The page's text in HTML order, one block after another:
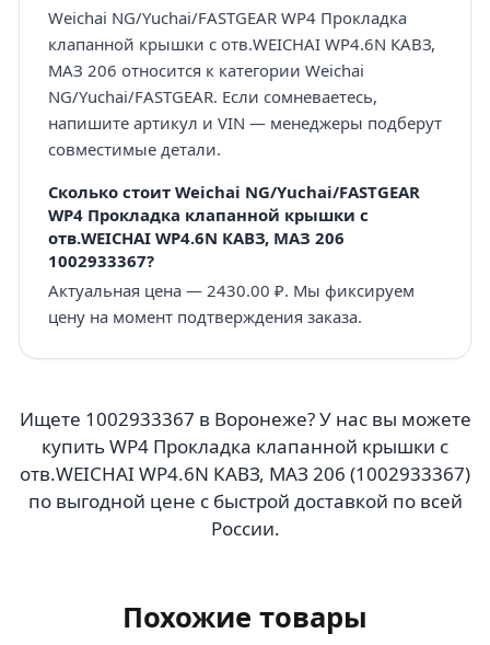
Weichai NG/Yuchai/FASTGEAR WP4 Прокладка
клапанной крышки с отв.WEICHAI WP4.6N КАВЗ,
МАЗ 206 относится к категории Weichai
NG/Yuchai/FASTGEAR. Если сомневаетесь,
напишите артикул и VIN — менеджеры подберут
совместимые детали.
Сколько стоит Weichai NG/Yuchai/FASTGEAR
WP4 Прокладка клапанной крышки с
отв.WEICHAI WP4.6N КАВЗ, МАЗ 206
1002933367?
Актуальная цена — 2430.00 ₽. Мы фиксируем
цену на момент подтверждения заказа.
Ищете 1002933367 в Воронеже? У нас вы можете
купить WP4 Прокладка клапанной крышки с
отв.WEICHAI WP4.6N КАВЗ, МАЗ 206 (1002933367)
по выгодной цене с быстрой доставкой по всей
России.
Похожие товары